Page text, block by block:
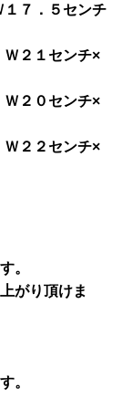
７．５センチ
２１センチ×
２０センチ×
２２センチ×
。
がり頂けま
。